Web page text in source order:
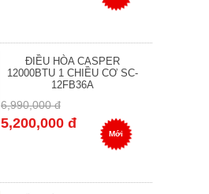
ĐIỀU HÒA CASPER
12000BTU 1 CHIỀU CƠ SC-
12FB36A
6,990,000 đ
5,200,000 đ
Mới